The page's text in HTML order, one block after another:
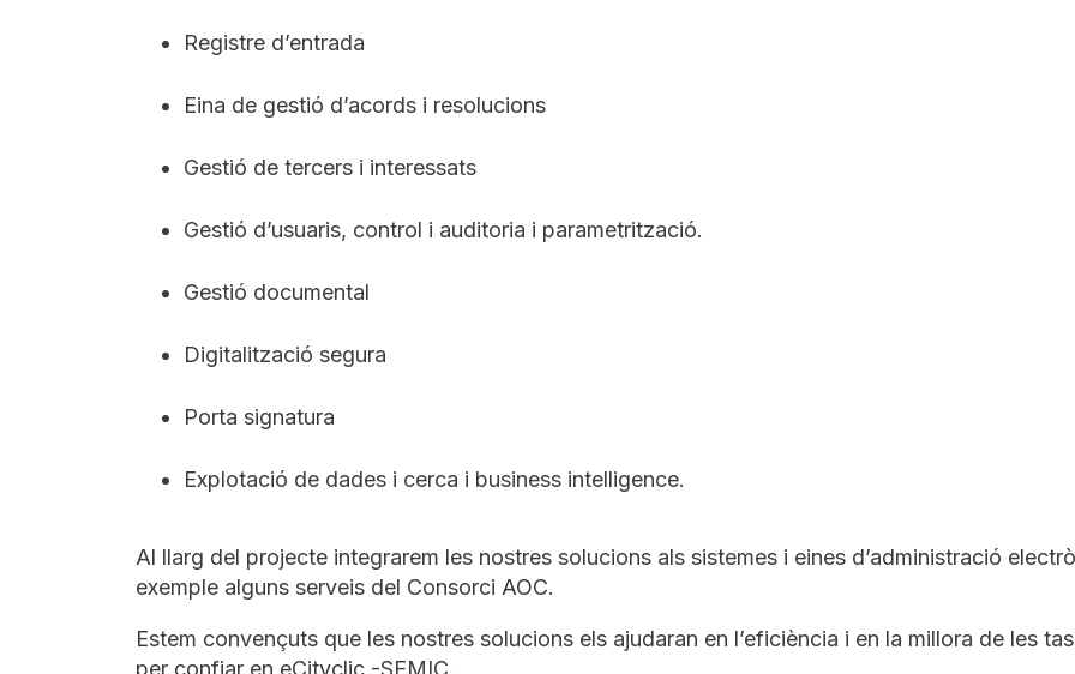
Registre d’entrada
Eina de gestió d’acords i resolucions
Gestió de tercers i interessats
Gestió d’usuaris, control i auditoria i parametrització.
Gestió documental
Digitalització segura
Porta signatura
Explotació de dades i cerca i business intelligence.
Al llarg del projecte integrarem les nostres solucions als sistemes i eines d’administració
exemple alguns serveis del Consorci AOC.
Estem convençuts que les nostres solucions els ajudaran en l’eficiència i en la millora de les
per confiar en eCityclic -SEMIC.